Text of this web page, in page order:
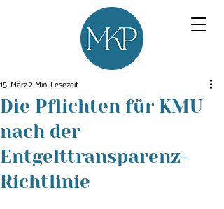
Die Pflichten für KMU
nach der
Entgelttransparenz-
Richtlinie
15. März2 Min. Lesezeit